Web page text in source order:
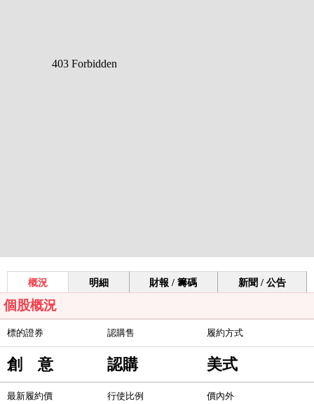
概況 明細 財報 / 籌碼 新聞 / 公告
個股概況
標的證券 認購售 履約方式
創 意 認購 美式
最新履約價 行使比例 價內外